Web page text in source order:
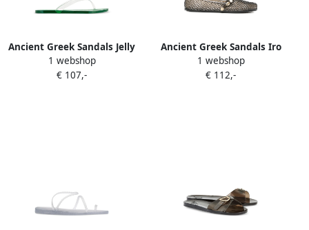
Ancient Greek Sandals Jelly
teenslippers Wit
1 webshop
€ 107,-
Ancient Greek Sandals Iro
ballerina's met schelpen
Wit
1 webshop
€ 112,-